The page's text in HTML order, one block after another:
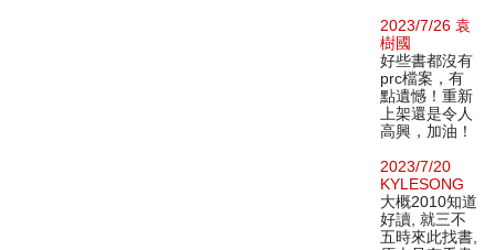
2023/7/26 袁
樹國
好些書都沒有
prc檔案，有
點遺憾！重新
上架還是令人
高興，加油！
2023/7/20
KYLESONG
大概2010知道
好讀, 就三不
五時來此找書,